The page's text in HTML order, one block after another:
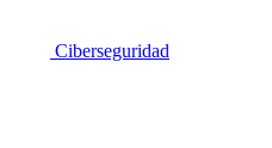
Ciberseguridad